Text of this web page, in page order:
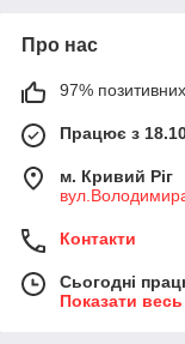
Про нас
97% позитивних
Працює з
м. Кривий Ріг
Контакти
Сьогодні
Показати